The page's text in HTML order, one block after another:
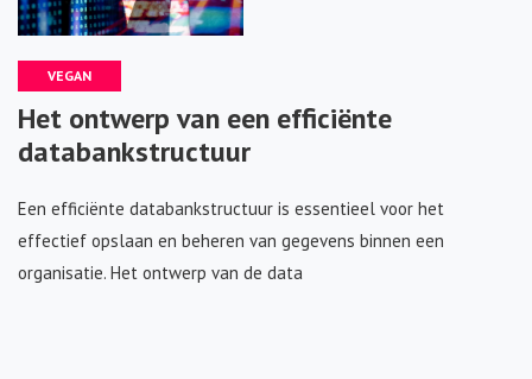
VEGAN
Het ontwerp van een efficiënte
databankstructuur
Een efficiënte databankstructuur is essentieel voor het
effectief opslaan en beheren van gegevens binnen een
organisatie. Het ontwerp van de data